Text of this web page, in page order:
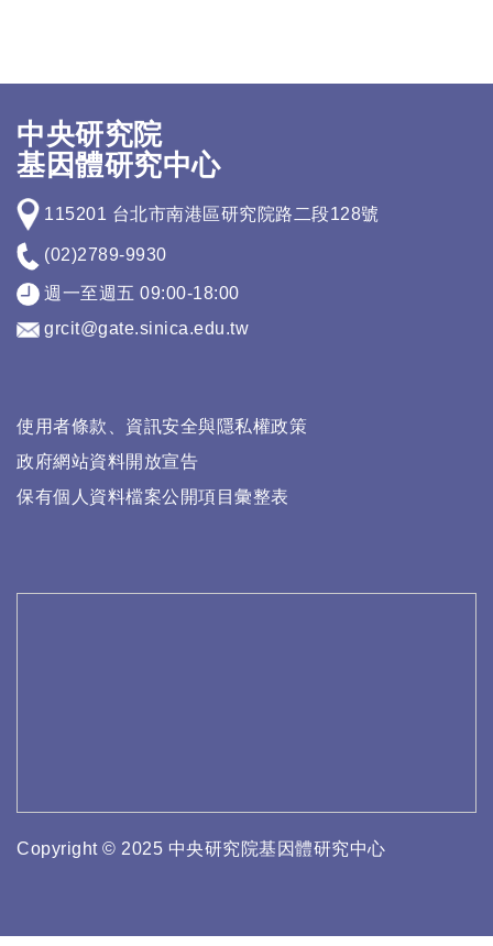
中央研究院
基因體研究中心
115201 台北市南港區研究院路二段128號
(02)2789-9930
週一至週五 09:00-18:00
grcit@gate.sinica.edu.tw
使用者條款、資訊安全與隱私權政策
政府網站資料開放宣告
保有個人資料檔案公開項目彙整表
Copyright © 2025 中央研究院基因體研究中心